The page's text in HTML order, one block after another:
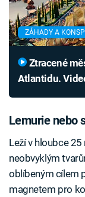
ZÁHADY A
Atlantidu.
Lemurie nebo
Leží v hloubce
neobvyklým
oblíbeným cílem
magnetem pro